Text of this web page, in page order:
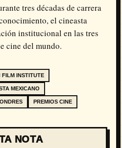
tres décadas de carrera
el cineasta
institucional en las tres
cine del mundo.
FILM INSTITUTE
MEXICANO
PREMIOS CINE
NOTA